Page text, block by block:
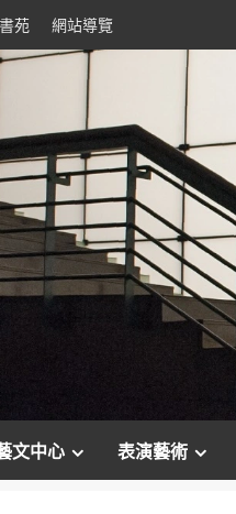
苑 網站導覽
文中心 表演藝術